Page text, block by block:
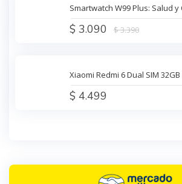
Smartwatch W99 Plus: Salud y
$ 3.090 $ 3.390
Xiaomi Redmi 6 Dual SIM 32GB
$ 4.499